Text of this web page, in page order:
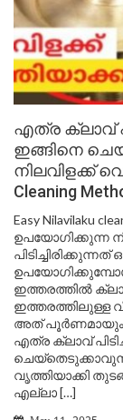
എത്ര ക്ലാവ്
ഇങ്ങിനെ
നിലവിളക്ക്
Cleaning
Easy Nilavilaku
ഉപയോഗിക്കുന്ന
ഉപയോഗിക്കുമ്പോൾ
ഇത്തരത്തിൽ
ഇത്തരത്തിലുള്ള
അത് പൂർണമായും
എത്ര ക്ലാവ്
വൃത്തിയാക്കി
എല്ലാ […]